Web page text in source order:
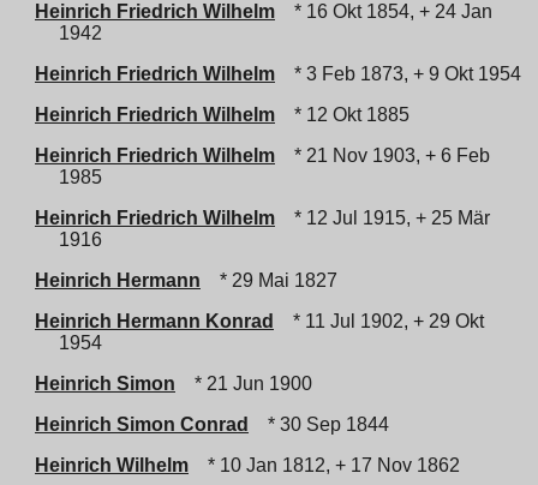
Heinrich Friedrich Wilhelm
* 16 Okt 1854, + 24 Jan
1942
Heinrich Friedrich Wilhelm
* 3 Feb 1873, + 9 Okt 1954
Heinrich Friedrich Wilhelm
* 12 Okt 1885
Heinrich Friedrich Wilhelm
* 21 Nov 1903, + 6 Feb
1985
Heinrich Friedrich Wilhelm
* 12 Jul 1915, + 25 Mär
1916
Heinrich Hermann
* 29 Mai 1827
Heinrich Hermann Konrad
* 11 Jul 1902, + 29 Okt
1954
Heinrich Simon
* 21 Jun 1900
Heinrich Simon Conrad
* 30 Sep 1844
Heinrich Wilhelm
* 10 Jan 1812, + 17 Nov 1862